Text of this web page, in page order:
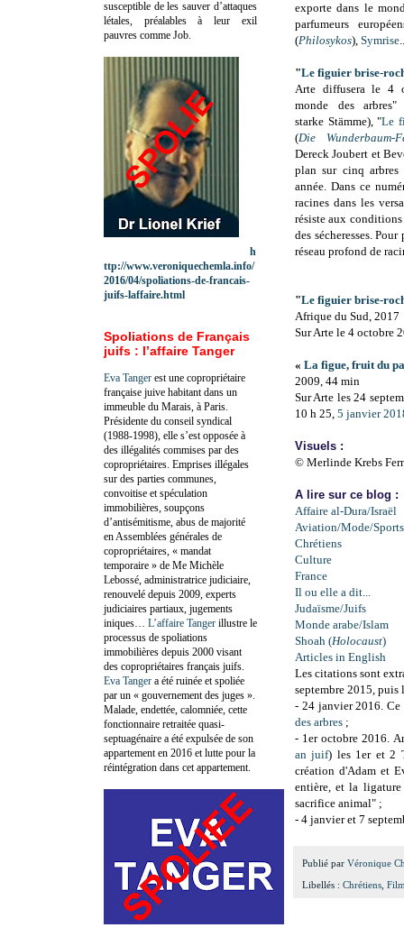
exporte dans le
parfumeurs
(Philosykos), Symrise
"Le figuier brise-
Arte diffusera le 4
monde des arbres"
starke Stämme), "Le
(Die Wunderbaum-
Dereck Joubert et
plan sur cinq arbres
année. Dans ce
racines dans les
résiste aux conditions
des sécheresses.
réseau profond de
"Le figuier brise-
Afrique du Sud, 2017
Sur Arte le 4 octobre
« La figue, fruit du
2009, 44 min
Sur Arte les 24
10 h 25, 5 janvier
Visuels :
© Merlinde Krebs
A lire sur ce blog :
Affaire al-Dura/Israël
Aviation/Mode/Sports
Chrétiens
Culture
France
Il ou elle a dit...
Judaïsme/Juifs
Monde arabe/Islam
Shoah (Holocaust)
Articles in English
Les citations sont
septembre 2015, puis
- 24 janvier 2016.
des arbres ;
- 1er octobre 2016.
an juif) les 1er et 2
création d'Adam et
entière, et la
sacrifice animal" ;
- 4 janvier et 7
Publié par Véronique
Libellés : Chrétiens,
susceptible de les sauver d’attaques
létales, préalables à leur exil
pauvres comme Job.
h
ttp://www.veroniquechemla.info/
2016/04/spoliations-de-francais-
juifs-laffaire.html
Spoliations de Français
juifs : l’affaire Tanger
Eva Tanger est une copropriétaire
française juive habitant dans un
immeuble du Marais, à Paris.
Présidente du conseil syndical
(1988-1998), elle s’est opposée à
des illégalités commises par des
copropriétaires. Emprises illégales
sur des parties communes,
convoitise et spéculation
immobilières, soupçons
d’antisémitisme, abus de majorité
en Assemblées générales de
copropriétaires, « mandat
temporaire » de Me Michèle
Lebossé, administratrice judiciaire,
renouvelé depuis 2009, experts
judiciaires partiaux, jugements
iniques… L’affaire Tanger illustre le
processus de spoliations
immobilières depuis 2000 visant
des copropriétaires français juifs.
Eva Tanger a été ruinée et spoliée
par un « gouvernement des juges ».
Malade, endettée, calomniée, cette
fonctionnaire retraitée quasi-
septuagénaire a été expulsée de son
appartement en 2016 et lutte pour la
réintégration dans cet appartement.